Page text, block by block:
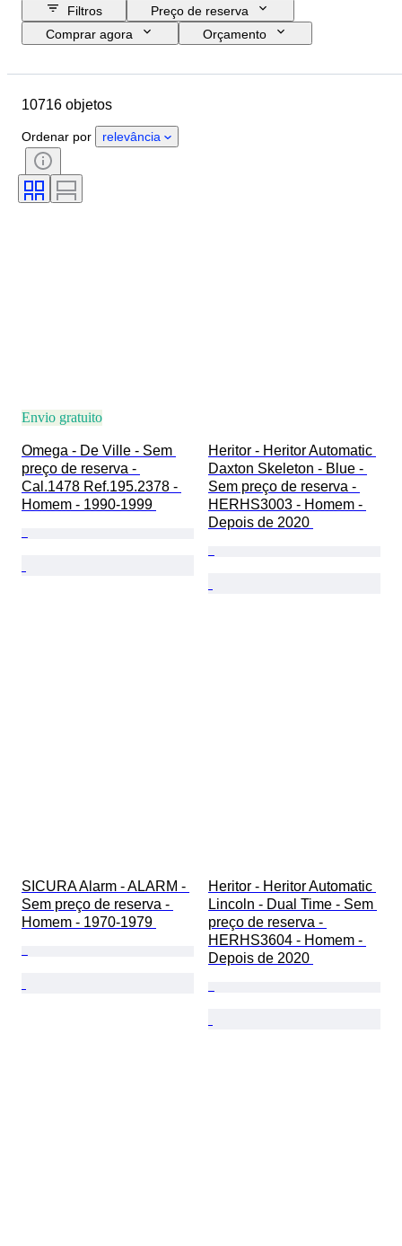
Filtros
Preço de reserva
Comprar agora
Orçamento
Comprimento da bracelete do relógio
País de origem
Material
Género
Extras
Tema
10716 objetos
Ordenar por relevância
Envio gratuito
Omega - De Ville - Sem
preço de reserva -
Cal.1478 Ref.195.2378 -
Homem - 1990-1999
Heritor - Heritor Automatic
Daxton Skeleton - Blue -
Sem preço de reserva -
HERHS3003 - Homem -
Depois de 2020
SICURA Alarm - ALARM -
Sem preço de reserva -
Homem - 1970-1979
Heritor - Heritor Automatic
Lincoln - Dual Time - Sem
preço de reserva -
HERHS3604 - Homem -
Depois de 2020